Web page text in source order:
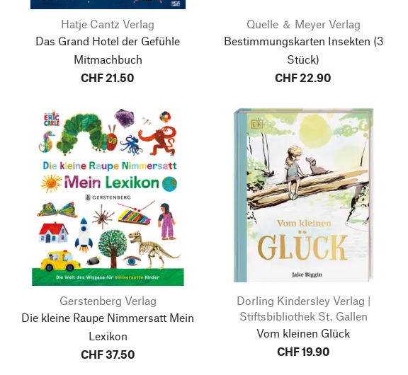
Hatje Cantz Verlag
Das Grand Hotel der Gefühle
Mitmachbuch
CHF 21.50
Quelle ＆ Meyer Verlag
Bestimmungskarten Insekten (3
Stück)
CHF 22.90
Gerstenberg Verlag
Die kleine Raupe Nimmersatt Mein
Lexikon
CHF 37.50
Dorling Kindersley Verlag |
Stiftsbibliothek St. Gallen
Vom kleinen Glück
CHF 19.90